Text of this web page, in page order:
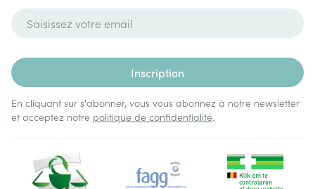
Inscription
En cliquant sur s'abonner, vous vous abonnez à notre newsletter
et acceptez notre politique de confidentialité.